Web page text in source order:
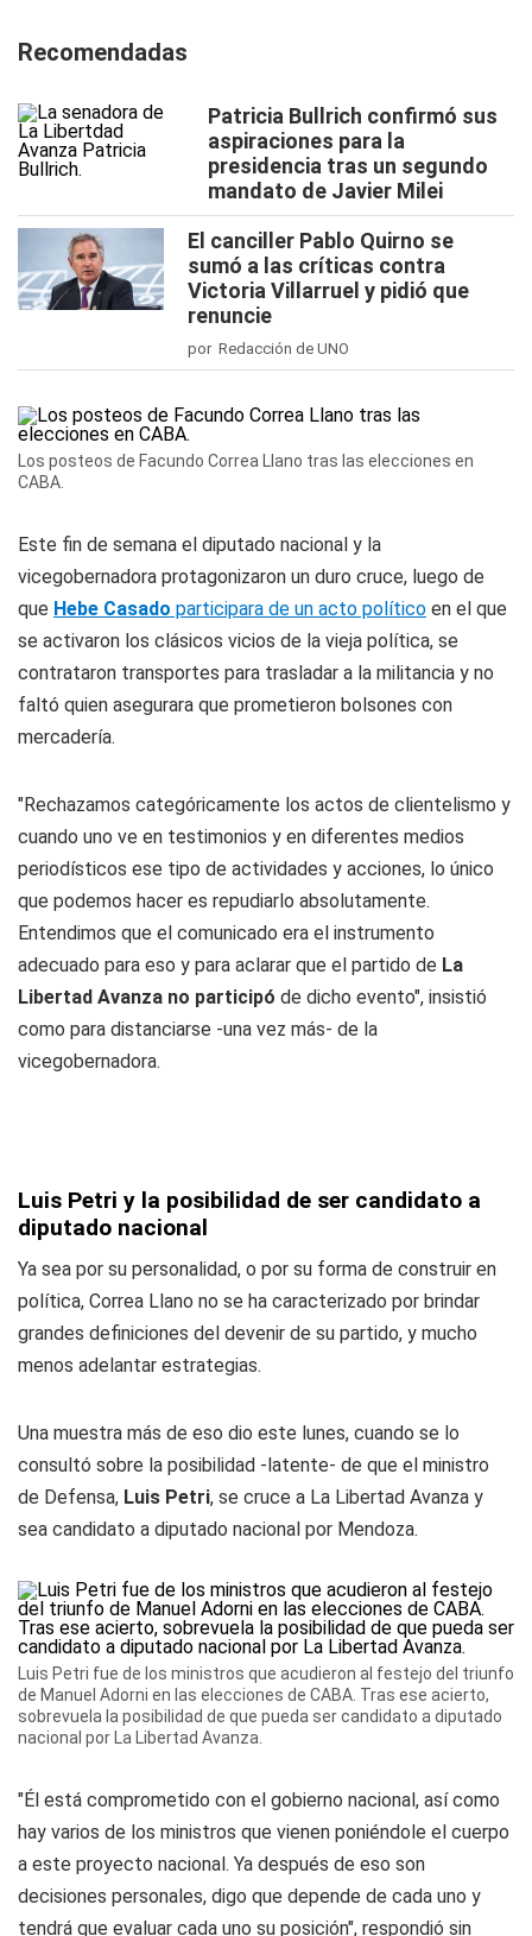
Recomendadas
Patricia Bullrich confirmó sus
aspiraciones para la
presidencia tras un segundo
mandato de Javier Milei
El canciller Pablo Quirno se
sumó a las críticas contra
Victoria Villarruel y pidió que
renuncie
por Redacción de UNO
Los posteos de Facundo Correa Llano tras las elecciones en
CABA.
Este fin de semana el diputado nacional y la
vicegobernadora protagonizaron un duro cruce, luego de
que Hebe Casado participara de un acto político en el que
se activaron los clásicos vicios de la vieja política, se
contrataron transportes para trasladar a la militancia y no
faltó quien asegurara que prometieron bolsones con
mercadería.
"Rechazamos categóricamente los actos de clientelismo y
cuando uno ve en testimonios y en diferentes medios
periodísticos ese tipo de actividades y acciones, lo único
que podemos hacer es repudiarlo absolutamente.
Entendimos que el comunicado era el instrumento
adecuado para eso y para aclarar que el partido de La
Libertad Avanza no participó de dicho evento", insistió
como para distanciarse -una vez más- de la
vicegobernadora.
Luis Petri y la posibilidad de ser candidato a
diputado nacional
Ya sea por su personalidad, o por su forma de construir en
política, Correa Llano no se ha caracterizado por brindar
grandes definiciones del devenir de su partido, y mucho
menos adelantar estrategias.
Una muestra más de eso dio este lunes, cuando se lo
consultó sobre la posibilidad -latente- de que el ministro
de Defensa, Luis Petri, se cruce a La Libertad Avanza y
sea candidato a diputado nacional por Mendoza.
Luis Petri fue de los ministros que acudieron al festejo del triunfo
de Manuel Adorni en las elecciones de CABA. Tras ese acierto,
sobrevuela la posibilidad de que pueda ser candidato a diputado
nacional por La Libertad Avanza.
"Él está comprometido con el gobierno nacional, así como
hay varios de los ministros que vienen poniéndole el cuerpo
a este proyecto nacional. Ya después de eso son
decisiones personales, digo que depende de cada uno y
tendrá que evaluar cada uno su posición", respondió sin